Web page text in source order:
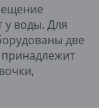
у воды. Для
две